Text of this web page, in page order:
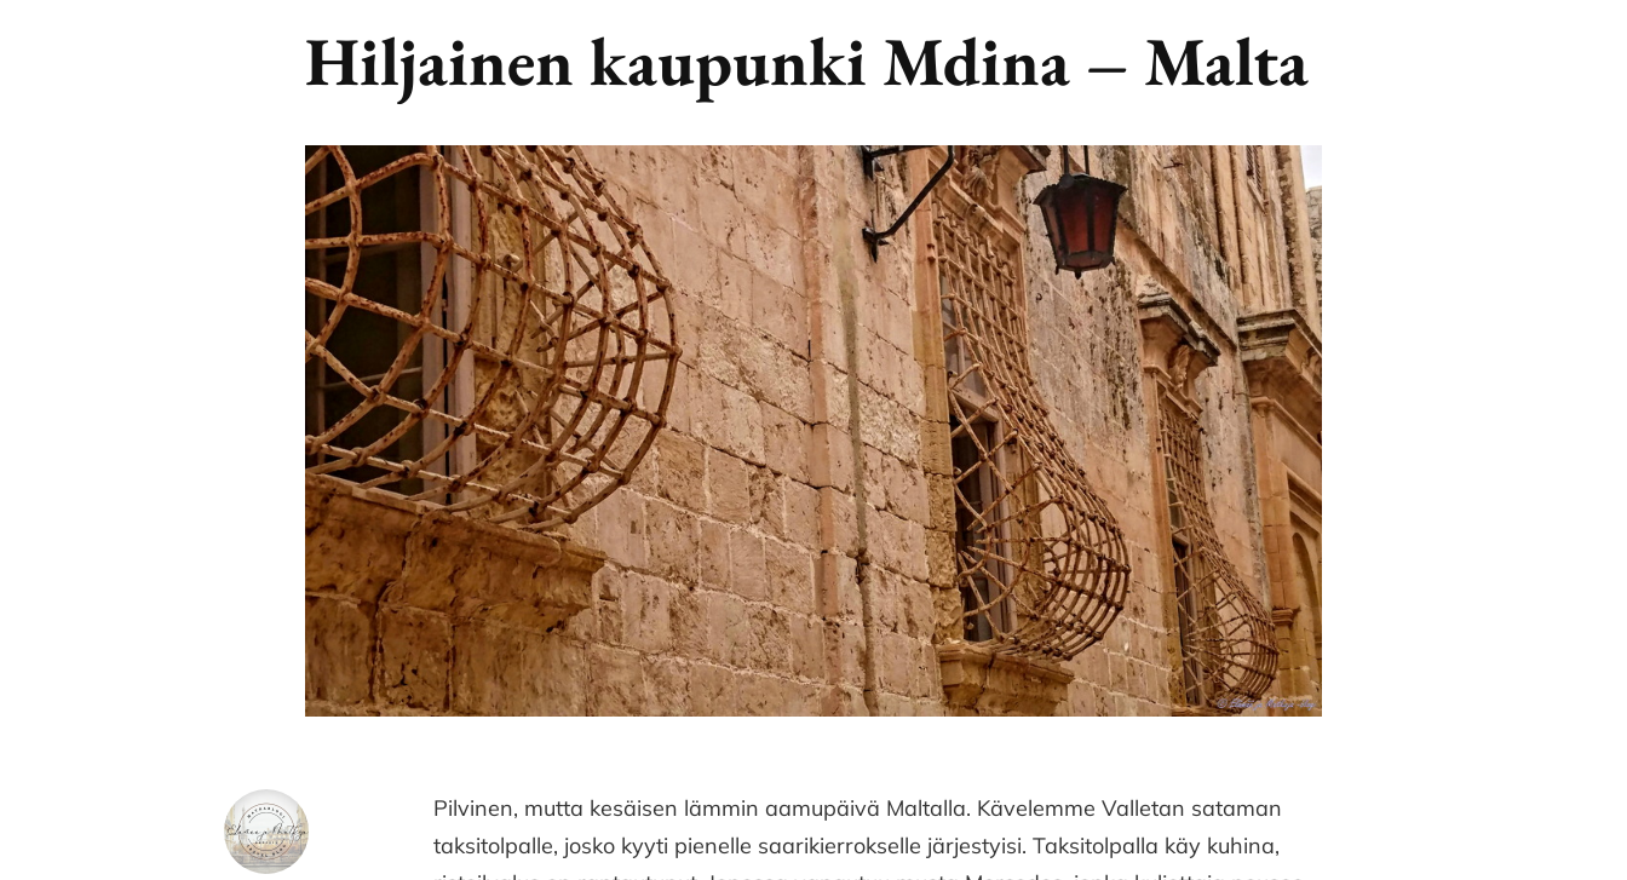
Hiljainen kaupunki Mdina – Malta
Pilvinen, mutta kesäisen lämmin aamupäivä Maltalla. Kävelemme Valletan sataman
taksitolpalle, josko kyyti pienelle saarikierrokselle järjestyisi. Taksitolpalla käy kuhina,